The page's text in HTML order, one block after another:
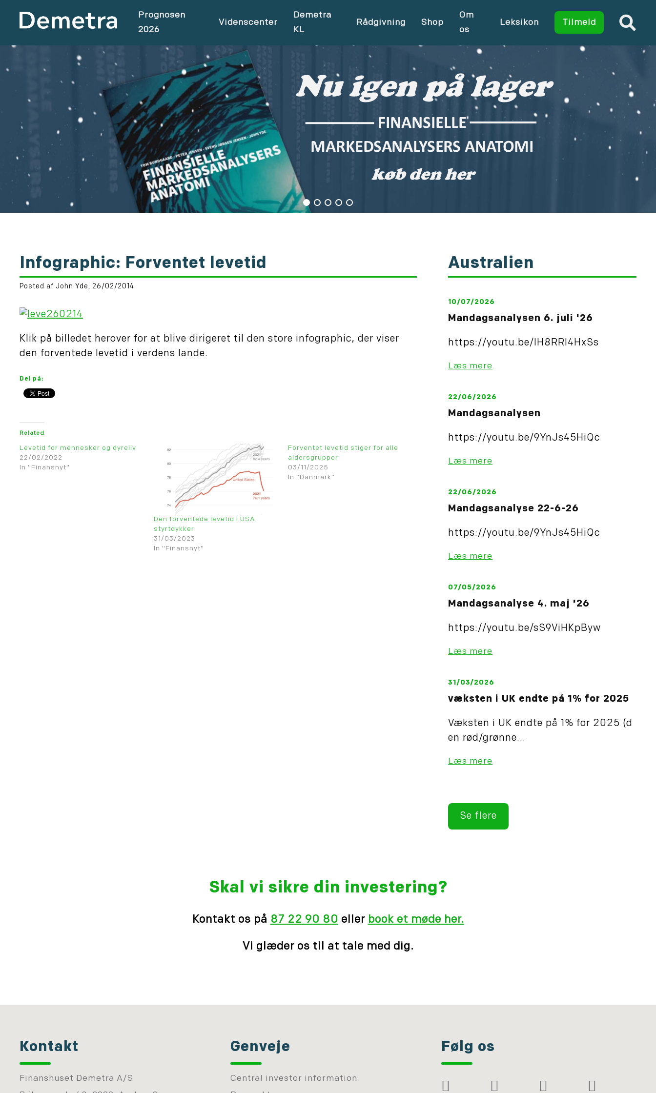
Prognosen
2026
Videnscenter
Demetra
KL
Rådgivning Shop
Om
os
Leksikon Tilmeld
Infographic: Forventet levetid
Posted af John Yde, 26/02/2014
Klik på billedet herover for at blive dirigeret til den store infographic, der viser
den forventede levetid i verdens lande.
Del på:
Related
Levetid for mennesker og dyreliv
22/02/2022
In "Finansnyt"
Den forventede levetid i USA
styrtdykker
31/03/2023
In "Finansnyt"
Forventet levetid stiger for alle
aldersgrupper
03/11/2025
In "Danmark"
Australien
10/07/2026
Mandagsanalysen 6. juli '26
https://youtu.be/IH8RRl4HxSs
Læs mere
22/06/2026
Mandagsanalysen
https://youtu.be/9YnJs45HiQc
Læs mere
22/06/2026
Mandagsanalyse 22-6-26
https://youtu.be/9YnJs45HiQc
Læs mere
07/05/2026
Mandagsanalyse 4. maj '26
https://youtu.be/sS9ViHKpByw
Læs mere
31/03/2026
væksten i UK endte på 1% for 2025
Væksten i UK endte på 1% for 2025 (d
en rød/grønne...
Læs mere
Se flere
Skal vi sikre din investering?
Kontakt os på 87 22 90 80 eller book et møde her.
Vi glæder os til at tale med dig.
Kontakt
Finanshuset Demetra A/S
Genveje
Central investor information
Følg os